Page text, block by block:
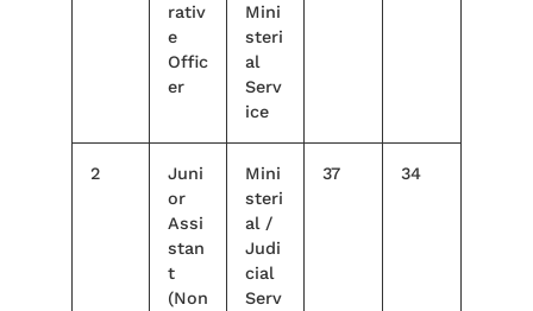
rativ
e
Offic
er
Mini
steri
al
Serv
ice
2
Juni
or
Assi
stan
t
(Non
Mini
steri
al /
Judi
cial
Serv
37 34